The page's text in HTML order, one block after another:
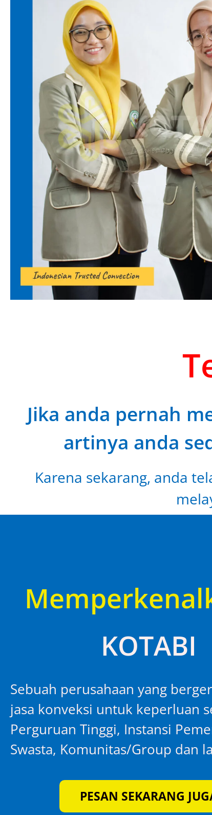
Jika anda pernah
artinya anda
Karena sekarang, anda
KOTABI
Sebuah perusahaan yang
jasa konveksi untuk keperluan
Perguruan Tinggi, Instansi
Swasta, Komunitas/Group dan
PESAN SEKARANG